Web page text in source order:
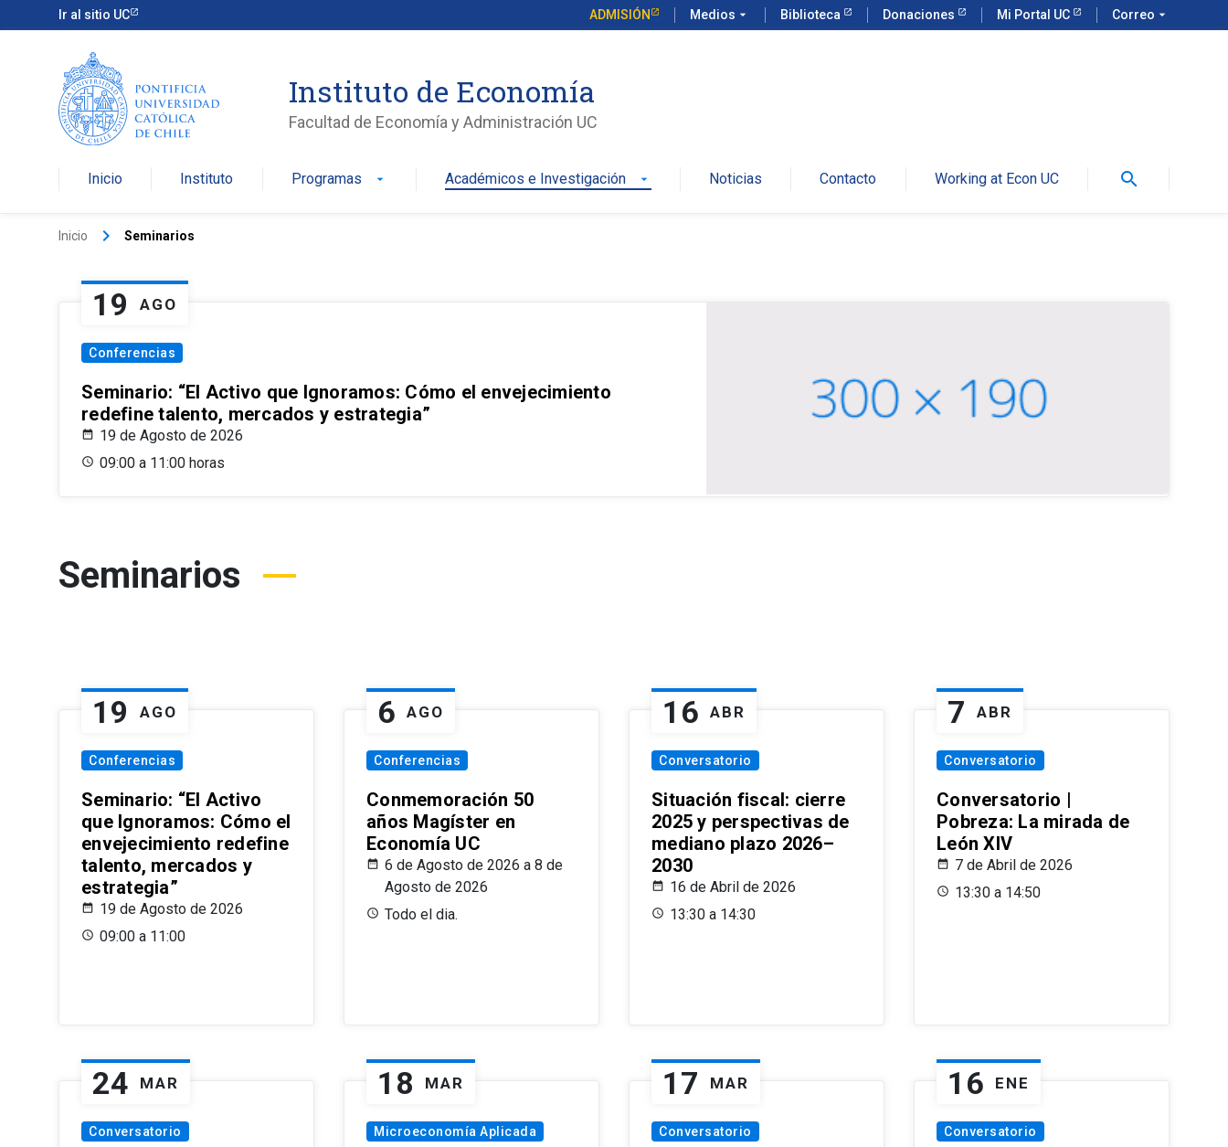
Ir al sitio UC ADMISIÓN Medios arrow_drop_down Biblioteca Donaciones Mi Portal UC Correo arrow_drop_down
Instituto de Economía
Facultad de Economía y Administración UC
Inicio Instituto Programas arrow_drop_down Académicos e Investigación arrow_drop_down Noticias Contacto Working at Econ UC search
Inicio keyboard_arrow_right Seminarios
19 AGO
Conferencias
Seminario: “El Activo que Ignoramos: Cómo el envejecimiento
redefine talento, mercados y estrategia”
19 de Agosto de 2026
09:00 a 11:00 horas
Seminarios
19 AGO
Conferencias
Seminario: “El Activo
que Ignoramos: Cómo el
envejecimiento redefine
talento, mercados y
estrategia”
19 de Agosto de 2026
09:00 a 11:00
6 AGO
Conferencias
Conmemoración 50
años Magíster en
Economía UC
6 de Agosto de 2026 a 8 de
Agosto de 2026
Todo el dia.
16 ABR
Conversatorio
Situación fiscal: cierre
2025 y perspectivas de
mediano plazo 2026–
2030
16 de Abril de 2026
13:30 a 14:30
7 ABR
Conversatorio
Conversatorio |
Pobreza: La mirada de
León XIV
7 de Abril de 2026
13:30 a 14:50
24 MAR
Conversatorio
18 MAR
Microeconomía Aplicada
17 MAR
Conversatorio
16 ENE
Conversatorio